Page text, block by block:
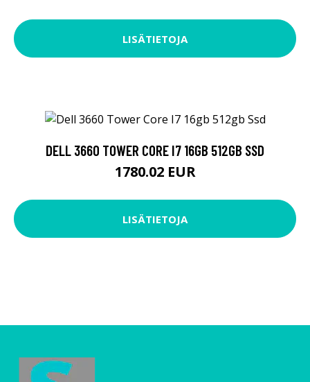
LISÄTIETOJA
DELL 3660 TOWER CORE I7 16GB 512GB SSD
1780.02 EUR
LISÄTIETOJA